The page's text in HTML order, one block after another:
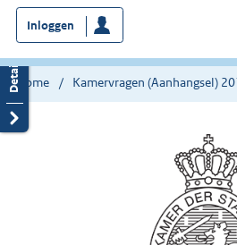
bent
nu
hier:
Inloggen
Home Kamervragen (Aanhangsel)